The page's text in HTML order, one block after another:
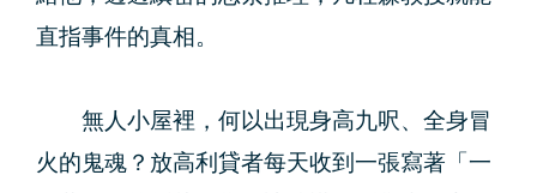
直指事件的真相。
無人小屋裡，何以出現身高九呎、全身冒
火的鬼魂？放高利貸者每天收到一張寫著「一